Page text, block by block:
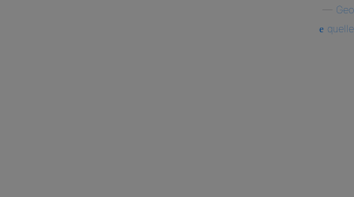
Geo
quelle